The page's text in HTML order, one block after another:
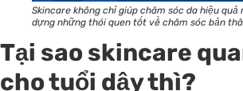
Skincare không chỉ giúp chăm sóc da hiệu quả
dựng những thói quen tốt về chăm sóc bản
Tại sao skincare
cho tuổi dậy thì?